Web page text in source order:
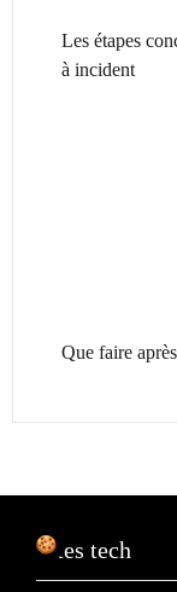
Les étapes
à incident
Que faire
Sites tech